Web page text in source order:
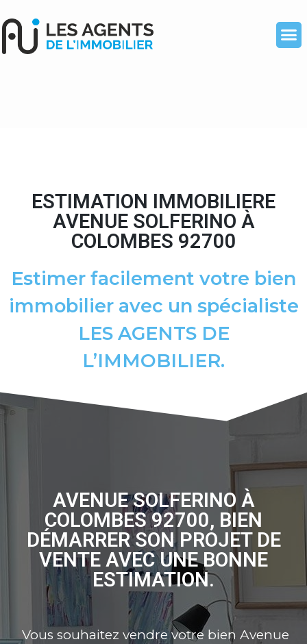
ESTIMATION IMMOBILIERE
AVENUE SOLFERINO À
COLOMBES 92700
Estimer facilement votre bien
immobilier avec un spécialiste
LES AGENTS DE
L’IMMOBILIER.
AVENUE SOLFERINO À
COLOMBES 92700, BIEN
DÉMARRER SON PROJET DE
VENTE AVEC UNE BONNE
ESTIMATION.
Vous souhaitez vendre votre bien Avenue